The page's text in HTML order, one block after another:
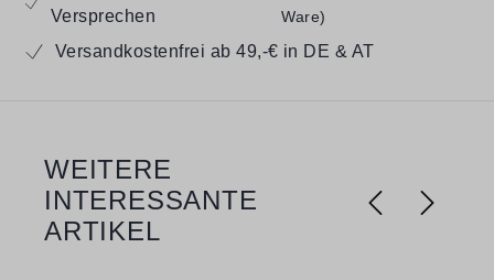
Versprechen
Ware)
Versandkostenfrei ab 49,-€ in DE & AT
Produktgalerie überspringen
WEITERE
INTERESSANTE
ARTIKEL